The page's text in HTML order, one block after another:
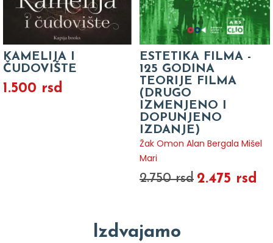
KAMELIJA I
ČUDOVIŠTE
1.500 rsd
ESTETIKA FILMA -
125 GODINA
TEORIJE FILMA
(DRUGO
IZMENJENO I
DOPUNJENO
IZDANJE)
Žak Omon Alan Bergala Mišel
Mari
2.750 rsd 2.475 rsd
Izdvajamo